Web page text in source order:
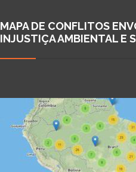
MAPA DE CONFLITOS
INJUSTIÇA AMBIENTAL E